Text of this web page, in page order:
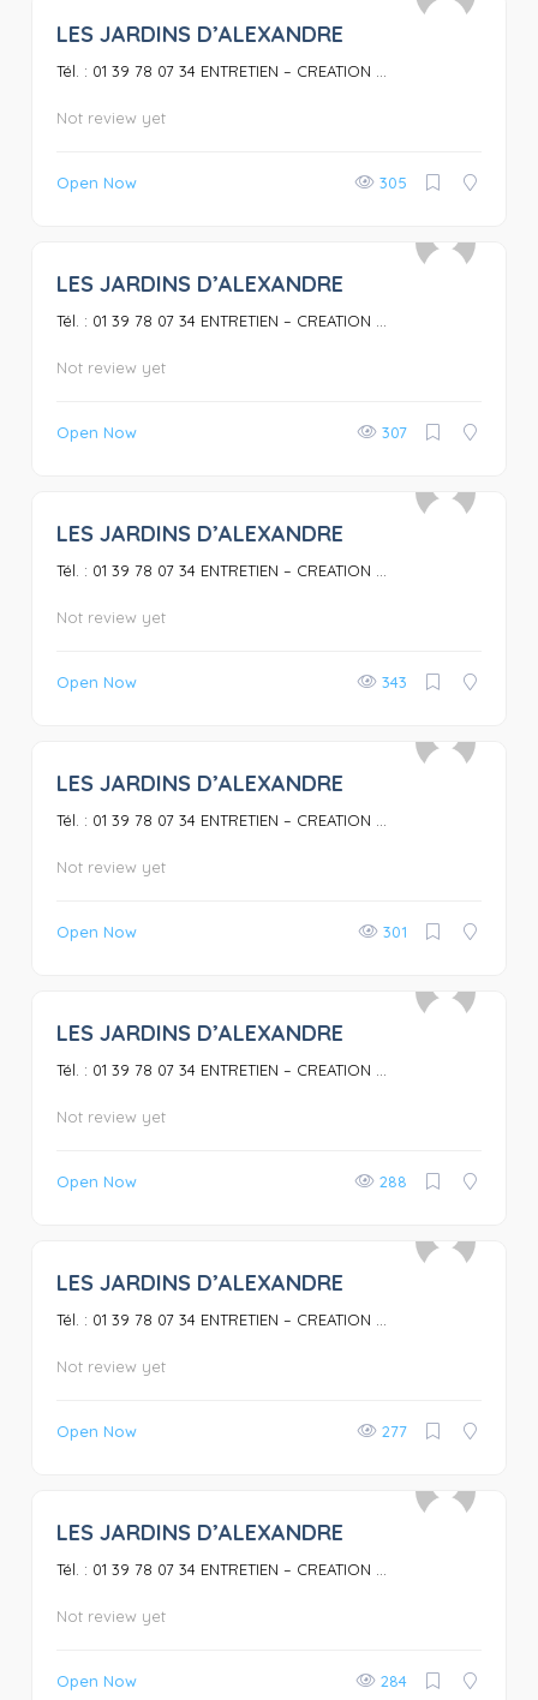
LES JARDINS D’ALEXANDRE
Tél. : 01 39 78 07 34 ENTRETIEN – CREATION ...
Not review yet
Open Now 305
LES JARDINS D’ALEXANDRE
Tél. : 01 39 78 07 34 ENTRETIEN – CREATION ...
Not review yet
Open Now 307
LES JARDINS D’ALEXANDRE
Tél. : 01 39 78 07 34 ENTRETIEN – CREATION ...
Not review yet
Open Now 343
LES JARDINS D’ALEXANDRE
Tél. : 01 39 78 07 34 ENTRETIEN – CREATION ...
Not review yet
Open Now 301
LES JARDINS D’ALEXANDRE
Tél. : 01 39 78 07 34 ENTRETIEN – CREATION ...
Not review yet
Open Now 288
LES JARDINS D’ALEXANDRE
Tél. : 01 39 78 07 34 ENTRETIEN – CREATION ...
Not review yet
Open Now 277
LES JARDINS D’ALEXANDRE
Tél. : 01 39 78 07 34 ENTRETIEN – CREATION ...
Not review yet
Open Now 284